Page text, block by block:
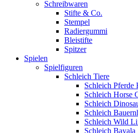
Schreibwaren
Stifte & Co.
Stempel
Radiergummi
Bleistifte
Spitzer
Spielen
Spielfiguren
Schleich Tiere
Schleich Pferde
Schleich Horse
Schleich
Schleich
Schleich Wild
Schleich Bayala